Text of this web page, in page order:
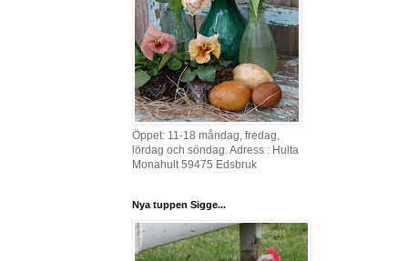
Öppet: 11-18 måndag, fredag,
lördag och söndag. Adress : Hulta
Monahult 59475 Edsbruk
Nya tuppen Sigge...